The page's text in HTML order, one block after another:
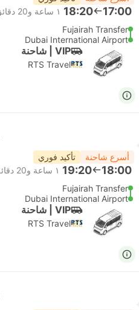
17:00
18:20 ١ ساعة و‫20 دقائق
Fujairah Transfer
Dubai International Airport
VIP | شاحنة
RTS Travel
أسرع شاحنة تأكيد فوري
18:00
19:20 ١ ساعة و‫20 دقائق
Fujairah Transfer
Dubai International Airport
VIP | شاحنة
RTS Travel